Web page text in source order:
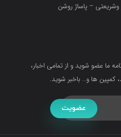
وشریعتی – پاساژ روشن
ما عضو شوید و از تمامی اخبار،
ها و… باخبر شوید.
عضویت